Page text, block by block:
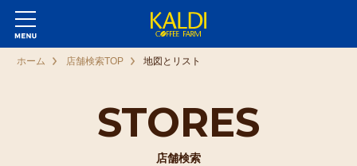
STORES
店舗検索
ホーム 店舗検索TOP 地図とリスト